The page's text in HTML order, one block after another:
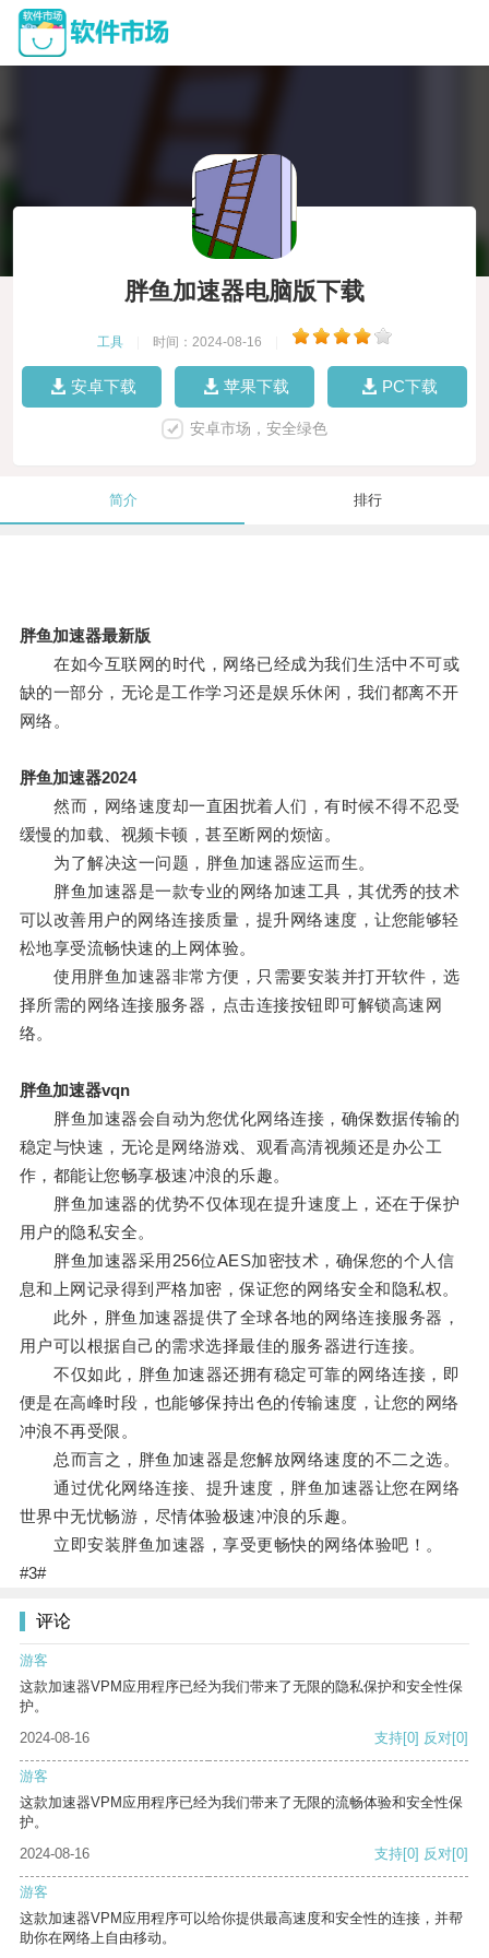
胖鱼加速器电脑版下载
工具 时间：2024-08-16
安卓下载 苹果下载 PC下载
安卓市场，安全绿色
简介 排行
胖鱼加速器最新版
在如今互联网的时代，网络已经成为我们生活中不可或
缺的一部分，无论是工作学习还是娱乐休闲，我们都离不开
网络。
胖鱼加速器2024
然而，网络速度却一直困扰着人们，有时候不得不忍受
缓慢的加载、视频卡顿，甚至断网的烦恼。
为了解决这一问题，胖鱼加速器应运而生。
胖鱼加速器是一款专业的网络加速工具，其优秀的技术
可以改善用户的网络连接质量，提升网络速度，让您能够轻
松地享受流畅快速的上网体验。
使用胖鱼加速器非常方便，只需要安装并打开软件，选
择所需的网络连接服务器，点击连接按钮即可解锁高速网
络。
胖鱼加速器vqn
胖鱼加速器会自动为您优化网络连接，确保数据传输的
稳定与快速，无论是网络游戏、观看高清视频还是办公工
作，都能让您畅享极速冲浪的乐趣。
胖鱼加速器的优势不仅体现在提升速度上，还在于保护
用户的隐私安全。
胖鱼加速器采用256位AES加密技术，确保您的个人信
息和上网记录得到严格加密，保证您的网络安全和隐私权。
此外，胖鱼加速器提供了全球各地的网络连接服务器，
用户可以根据自己的需求选择最佳的服务器进行连接。
不仅如此，胖鱼加速器还拥有稳定可靠的网络连接，即
便是在高峰时段，也能够保持出色的传输速度，让您的网络
冲浪不再受限。
总而言之，胖鱼加速器是您解放网络速度的不二之选。
通过优化网络连接、提升速度，胖鱼加速器让您在网络
世界中无忧畅游，尽情体验极速冲浪的乐趣。
立即安装胖鱼加速器，享受更畅快的网络体验吧！。
#3#
评论
游客
这款加速器VPM应用程序已经为我们带来了无限的隐私保护和安全性保
护。
2024-08-16
支持[0] 反对[0]
游客
这款加速器VPM应用程序已经为我们带来了无限的流畅体验和安全性保
护。
2024-08-16
支持[0] 反对[0]
游客
这款加速器VPM应用程序可以给你提供最高速度和安全性的连接，并帮
助你在网络上自由移动。